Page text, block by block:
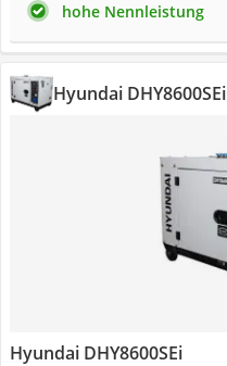
hohe Nennleistung
Hyundai DHY8600SEi
Hyundai DHY8600SEi